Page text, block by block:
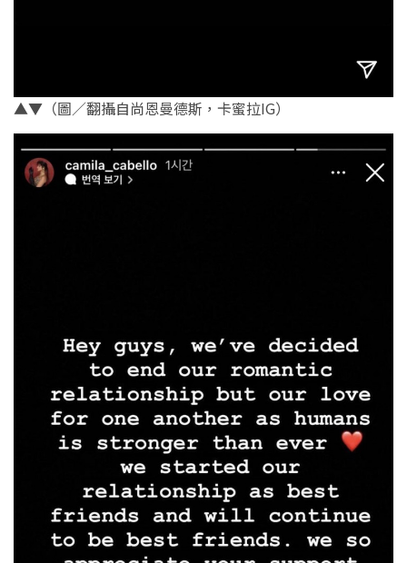
▲▼（圖／翻攝自尚恩曼德斯，卡蜜拉IG）